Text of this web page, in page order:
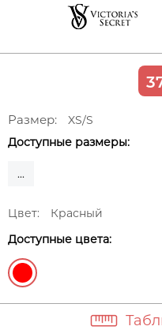
Размер:
XS/S
Доступные размеры:
...
Цвет:
Красный
Доступные цвета: